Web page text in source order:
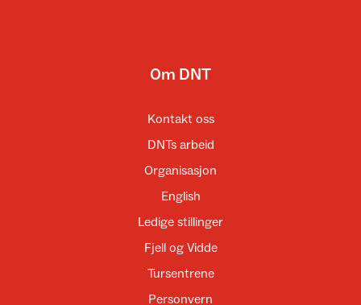
Om DNT
Kontakt oss
DNTs arbeid
Organisasjon
English
Ledige stillinger
Fjell og Vidde
Tursentrene
Personvern